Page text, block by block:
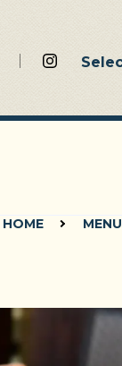
HOME MENU